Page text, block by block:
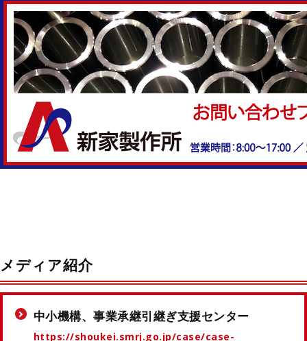
メディア紹介
中小機構、事業承継引継ぎ支援センター
https://shoukei.smrj.go.jp/case/case-